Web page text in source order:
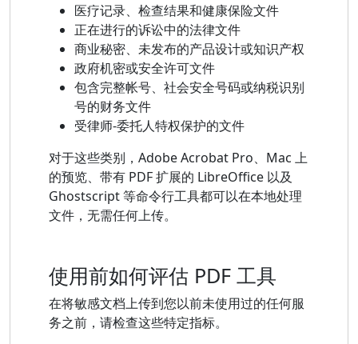
医疗记录、检查结果和健康保险文件
正在进行的诉讼中的法律文件
商业秘密、未发布的产品设计或知识产权
政府机密或安全许可文件
包含完整帐号、社会安全号码或纳税识别
号的财务文件
受律师-委托人特权保护的文件
对于这些类别，Adobe Acrobat Pro、Mac 上
的预览、带有 PDF 扩展的 LibreOffice 以及
Ghostscript 等命令行工具都可以在本地处理
文件，无需任何上传。
使用前如何评估 PDF 工具
在将敏感文档上传到您以前未使用过的任何服
务之前，请检查这些特定指标。